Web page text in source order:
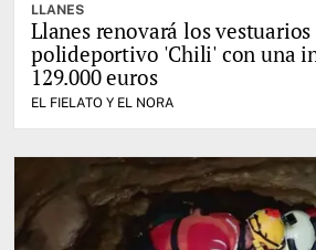
LLANES
Llanes renovará los vestuarios
polideportivo 'Chili' con una
129.000 euros
EL FIELATO Y EL NORA